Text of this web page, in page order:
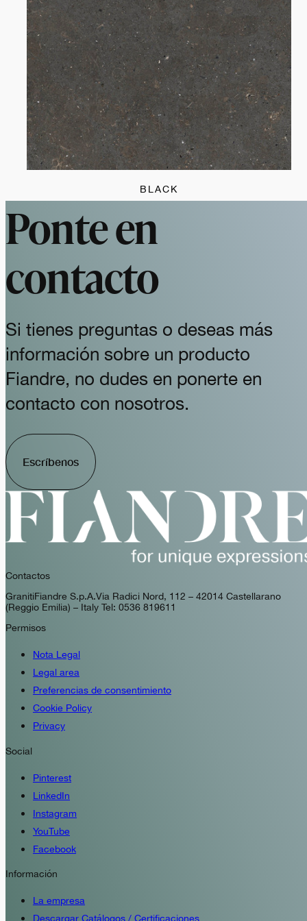
BLACK
Ponte en
contacto
Si tienes preguntas o deseas más
información sobre un producto
Fiandre, no dudes en ponerte en
contacto con nosotros.
Escríbenos
Contactos
GranitiFiandre S.p.A. Via Radici Nord, 112 – 42014 Castellarano
(Reggio Emilia) – Italy Tel: 0536 819611
Permisos
Nota Legal
Legal area
Preferencias de consentimiento
Cookie Policy
Privacy
Social
Pinterest
LinkedIn
Instagram
YouTube
Facebook
Información
La empresa
Descargar Catálogos / Certificaciones